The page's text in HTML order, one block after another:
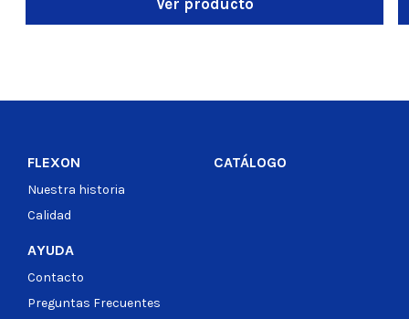
FLEXON
Nuestra historia
Calidad
CATÁLOGO
AYUDA
Contacto
Preguntas Frecuentes